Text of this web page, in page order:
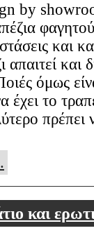
by
και
και
όμως
έχει το
πρέπει
και